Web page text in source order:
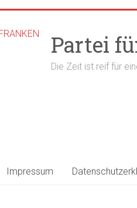
Partei
Die Zeit ist reif für
Impressum